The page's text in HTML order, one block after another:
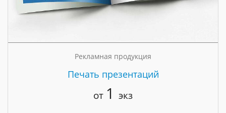
Рекламная продукция
Печать презентаций
от 1 экз